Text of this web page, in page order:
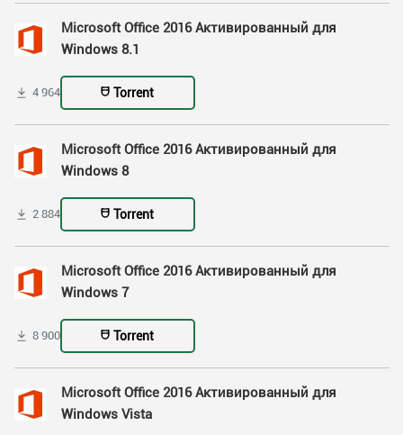
Microsoft Office 2016 Активированный для
Windows 8.1
4 964 Torrent
Microsoft Office 2016 Активированный для
Windows 8
2 884 Torrent
Microsoft Office 2016 Активированный для
Windows 7
8 900 Torrent
Microsoft Office 2016 Активированный для
Windows Vista